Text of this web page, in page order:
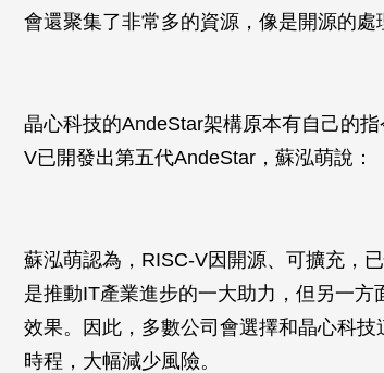
會還聚集了非常多的資源，像是開源的處
晶心科技的AndeStar架構原本有自己的
V已開發出第五代AndeStar，蘇泓萌說：
蘇泓萌認為，RISC-V因開源、可擴充，
是推動IT產業進步的一大助力，但另一
效果。因此，多數公司會選擇和晶心科
時程，大幅減少風險。